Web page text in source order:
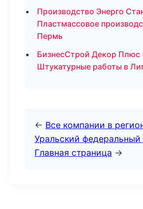
Производство Энерго
Пластмассовое
Пермь
БизнесСтрой Декор Плюс
Штукатурные работы в
← Все компании в
Уральский федеральный
Главная страница →